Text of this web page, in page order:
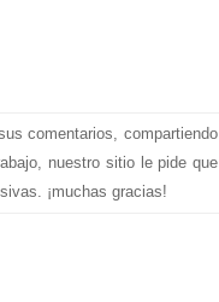
comentarios,
nuestro sitio le pide
¡muchas gracias!